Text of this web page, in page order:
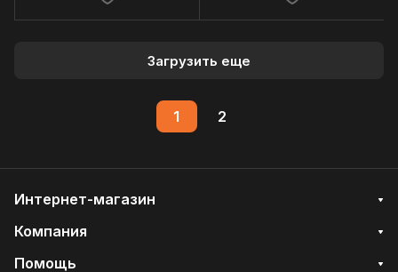
Загрузить еще
1 2
Интернет-магазин
Компания
Помощь